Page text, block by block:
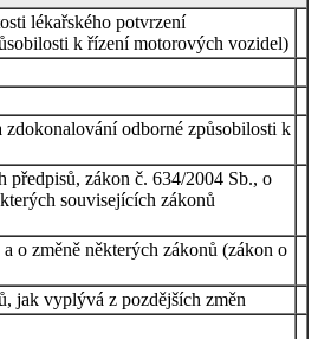
lékařského potvrzení
k řízení motorových vozidel)
odborné způsobilosti k
předpisů, zákon č. 634/2004 Sb., o
souvisejících zákonů
o změně některých zákonů (zákon o
jak vyplývá z pozdějších změn